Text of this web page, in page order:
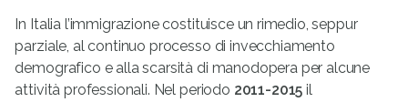
In Italia l’immigrazione costituisce un rimedio, seppur
parziale, al continuo processo di invecchiamento
demografico e alla scarsità di manodopera per alcune
attività professionali. Nel periodo 2011-2015 il